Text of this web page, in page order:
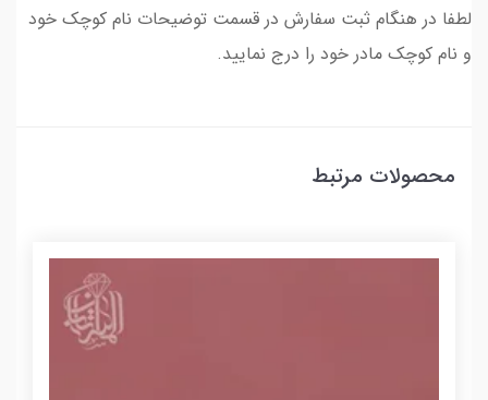
لطفا در هنگام ثبت سفارش در قسمت توضیحات نام کوچک خود
و نام کوچک مادر خود را درج نمایید.
محصولات مرتبط